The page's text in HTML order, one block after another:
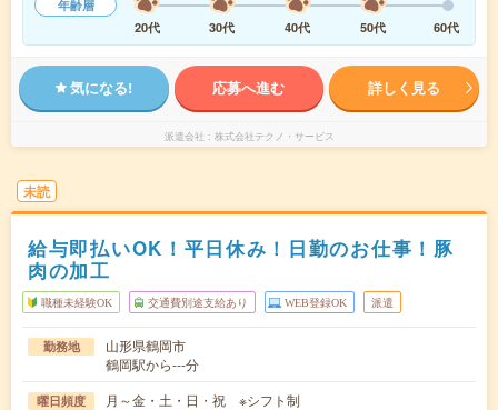
年齢層
20代
30代 40代 50代 60代
気になる! 応募へ進む 詳しく見る
派遣会社 株式会社テクノ・サービス
未読
給与即払いOK！平日休み！日勤のお仕事！豚
肉の加工
職種未経験OK 交通費別途支給あり WEB登録OK 派遣
勤務地
山形県鶴岡市
鶴岡駅から---分
曜日頻度 月～金・土・日・祝 ※シフト制